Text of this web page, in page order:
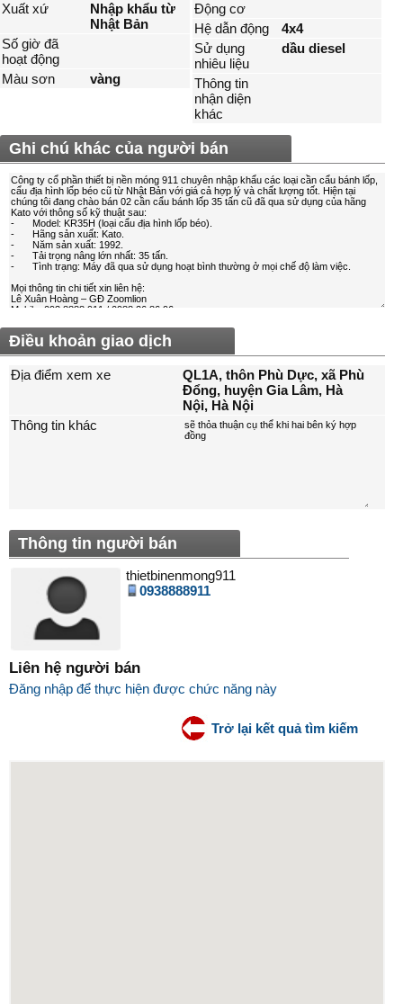
Xuất xứ
Nhập khẩu từ
Nhật Bản
Số giờ đã
hoạt động
Màu sơn
vàng
Động cơ
Hệ dẫn động
4x4
Sử dụng
nhiêu liệu
dầu diesel
Thông tin
nhận diện
khác
Ghi chú khác của người bán
Điều khoản giao dịch
Địa điểm xem xe
QL1A, thôn Phù Dực, xã Phù
Đổng, huyện Gia Lâm, Hà
Nội, Hà Nội
Thông tin khác
Thông tin người bán
thietbinenmong911
0938888911
Liên hệ người bán
Đăng nhập để thực hiện được chức năng này
Trở lại kết quả tìm kiếm